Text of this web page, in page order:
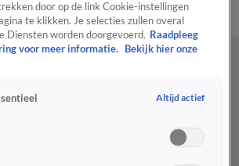
van de
PodcastPanelContact
door op de link Cookie-instellingen
te klikken. Je selecties zullen overal
Diensten worden doorgevoerd. Raadpleeg
voor meer informatie.
Bekijk hier onze
Altijd actief